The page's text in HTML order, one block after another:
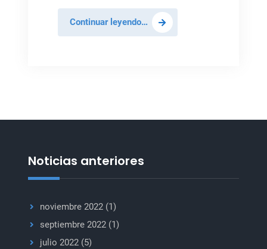
Continuar leyendo…Diez
países
Noticias anteriores
noviembre 2022(1)
septiembre 2022(1)
julio 2022(5)